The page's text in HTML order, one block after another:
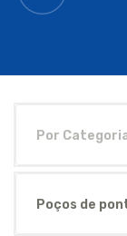
Por
Poços de